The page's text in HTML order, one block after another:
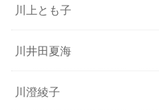
川上とも子
川井田夏海
川澄綾子